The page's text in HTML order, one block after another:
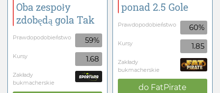
Oba zespoły
zdobędą gola Tak
Prawdopodobieństwo 59%
Kursy 1.68
Zakłady
bukmacherskie
ponad 2.5 Gole
Prawdopodobieństwo 60%
Kursy 1.85
Zakłady
bukmacherskie
do FatPirate